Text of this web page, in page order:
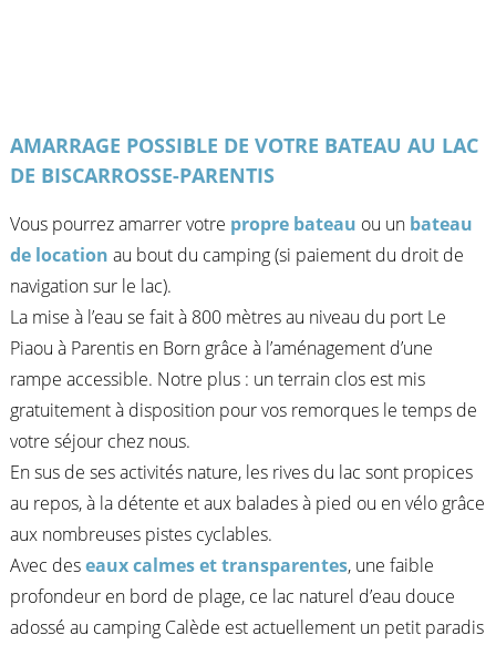
AMARRAGE POSSIBLE DE VOTRE BATEAU AU LAC
DE BISCARROSSE-PARENTIS
Vous pourrez amarrer votre propre bateau ou un bateau
de location au bout du camping (si paiement du droit de
navigation sur le lac).
La mise à l’eau se fait à 800 mètres au niveau du port Le
Piaou à Parentis en Born grâce à l’aménagement d’une
rampe accessible. Notre plus : un terrain clos est mis
gratuitement à disposition pour vos remorques le temps de
votre séjour chez nous.
En sus de ses activités nature, les rives du lac sont propices
au repos, à la détente et aux balades à pied ou en vélo grâce
aux nombreuses pistes cyclables.
Avec deseaux calmes et transparentes, une faible
profondeur en bord de plage, ce lac naturel d’eau douce
adossé au camping Calède est actuellement un petit paradis